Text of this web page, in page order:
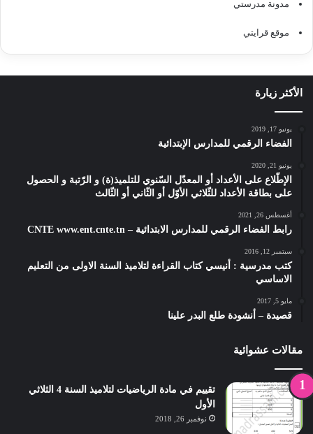
مدونة مدرستي
موقع قرايتي
الأكثر زيارة
يونيو 17, 2019
الفضاء الرقمي للمدارس الإبتدائية
يونيو 21, 2020
الإطّلاع على الأعداد أو المعدّل السّنوي للتلميذ(ة) و الرّتبة و الحصول
على بطاقة الأعداد للثّلاثي الأوّل أو الثّاني أو الثّالث
أغسطس 26, 2021
رابط الفضاء الرقمي للمدارس الابتدائية – CNTE www.ent.cnte.tn
سبتمبر 12, 2016
كتب مدرسية : أنيسي كتاب القراءة لتلاميذ السنة الاولى من التعليم
الاساسي
مايو 5, 2017
قصيدة – أنشودة طلع البدر علينا
مقالات عشوائية
تقييم في مادة الرياضيات لتلاميذ السنة 4 الثلاثي
الأول
نوفمبر 26, 2018